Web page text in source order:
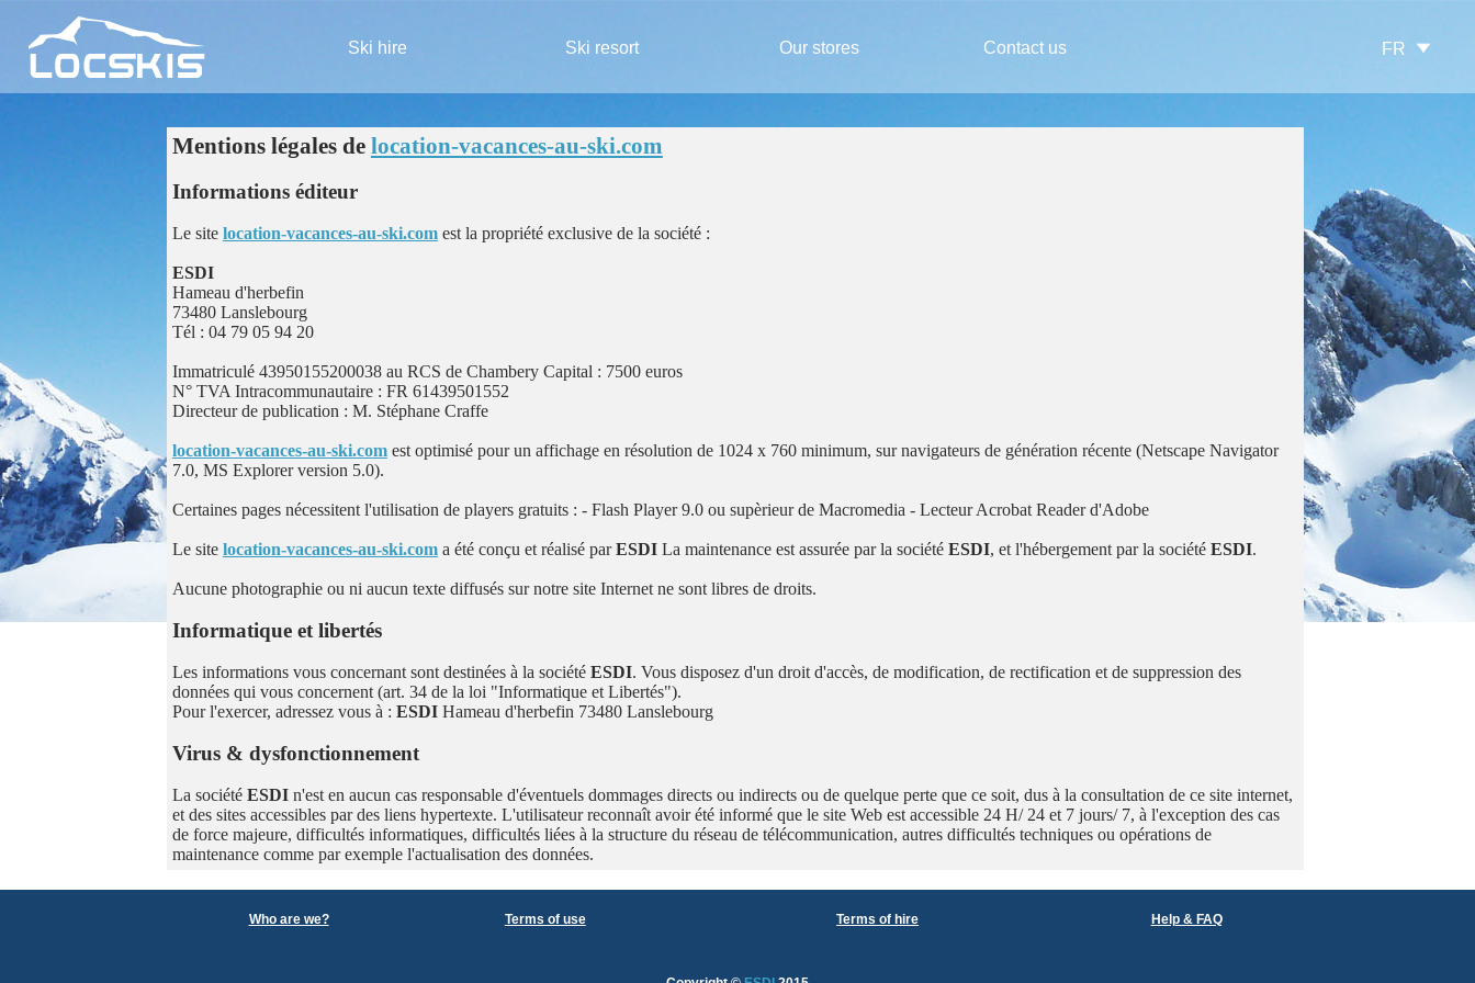
Ski hire Ski resort Our stores Contact us FR
Mentions légales de location-vacances-au-ski.com
Informations éditeur
Le site location-vacances-au-ski.comest la propriété exclusive de la société :
ESDI
Hameau d'herbefin
73480 Lanslebourg
Tél : 04 79 05 94 20
Immatriculé 43950155200038 au RCS de Chambery Capital : 7500 euros
N° TVA Intracommunautaire : FR 61439501552
Directeur de publication : M. Stéphane Craffe
location-vacances-au-ski.comest optimisé pour un affichage en résolution de 1024 x 760 minimum, sur navigateurs de génération récente (Netscape Navigator
7.0, MS Explorer version 5.0).
Certaines pages nécessitent l'utilisation de players gratuits : - Flash Player 9.0 ou supèrieur de Macromedia - Lecteur Acrobat Reader d'Adobe
Le site location-vacances-au-ski.coma été conçu et réalisé parESDILa maintenance est assurée par la société ESDI, et l'hébergement par la société ESDI.
Aucune photographie ou ni aucun texte diffusés sur notre site Internet ne sont libres de droits.
Informatique et libertés
Les informations vous concernant sont destinées à la société ESDI. Vous disposez d'un droit d'accès, de modification, de rectification et de suppression des
données qui vous concernent (art. 34 de la loi "Informatique et Libertés").
Pour l'exercer, adressez vous à : ESDIHameau d'herbefin 73480 Lanslebourg
Virus & dysfonctionnement
La société ESDIn'est en aucun cas responsable d'éventuels dommages directs ou indirects ou de quelque perte que ce soit, dus à la consultation de ce site internet,
et des sites accessibles par des liens hypertexte. L'utilisateur reconnaît avoir été informé que le site Web est accessible 24 H/ 24 et 7 jours/ 7, à l'exception des cas
de force majeure, difficultés informatiques, difficultés liées à la structure du réseau de télécommunication, autres difficultés techniques ou opérations de
maintenance comme par exemple l'actualisation des données.
Who are we? Terms of use Terms of hire Help & FAQ